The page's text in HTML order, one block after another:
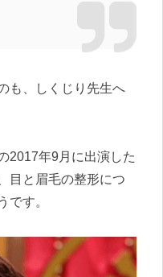
も、しくじり先生へ
2017年9月に出演した
目と眉毛の整形につ
です。